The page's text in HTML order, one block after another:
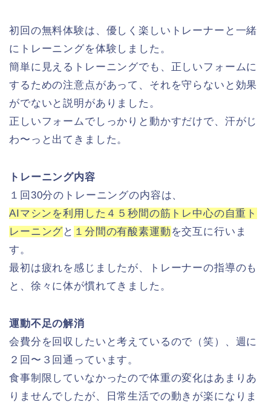
初回の無料体験は、優しく楽しいトレーナーと一緒
にトレーニングを体験しました。
簡単に見えるトレーニングでも、正しいフォームに
するための注意点があって、それを守らないと効果
がでないと説明がありました。
正しいフォームでしっかりと動かすだけで、汗がじ
わ〜っと出てきました。
トレーニング内容
１回30分のトレーニングの内容は、
AIマシンを利用した４５秒間の筋トレ中心の自重ト
レーニング と １分間の有酸素運動 を交互に行いま
す。
最初は疲れを感じましたが、トレーナーの指導のも
と、徐々に体が慣れてきました。
運動不足の解消
会費分を回収したいと考えているので（笑）、週に
２回〜３回通っています。
食事制限していなかったので体重の変化はあまりあ
りませんでしたが、日常生活での動きが楽になりま